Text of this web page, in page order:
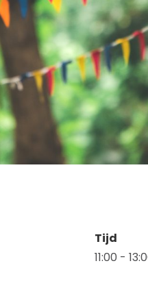
Tijd
11:00 -